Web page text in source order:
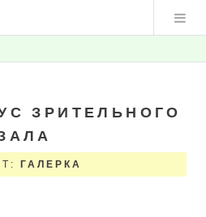
ЗРИТЕЛЬНОГО
ГАЛЕРКА